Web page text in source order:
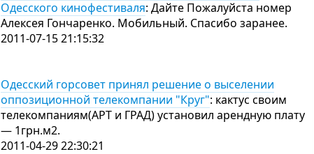
Одесского кинофестиваля: Дайте Пожалуйста номер
Алексея Гончаренко. Мобильный. Спасибо заранее.
2011-07-15 21:15:32
Одесский горсовет принял решение о выселении
оппозиционной телекомпании "Круг": кактус своим
телекомпаниям(АРТ и ГРАД) установил арендную плату
— 1грн.м2.
2011-04-29 22:30:21